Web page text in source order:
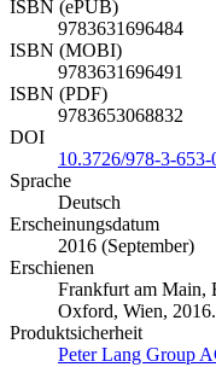
ISBN (ePUB)
9783631696484
ISBN (MOBI)
9783631696491
ISBN (PDF)
9783653068832
DOI
10.3726/978-3-653-
Sprache
Deutsch
Erscheinungsdatum
2016 (September)
Erschienen
Frankfurt am Main,
Oxford, Wien,
Produktsicherheit
Peter Lang Group